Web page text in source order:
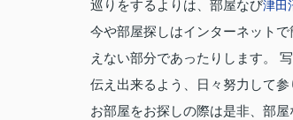
巡りをするよりは、部屋なび津田
今や部屋探しはインターネット
えない部分であったりします。
伝え出来るよう、日々努力して参
お部屋をお探しの際は是非、部屋